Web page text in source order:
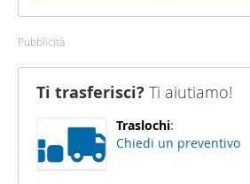
Pubblicità
Ti trasferisci? Ti aiutiamo!
Traslochi:
Chiedi un preventivo